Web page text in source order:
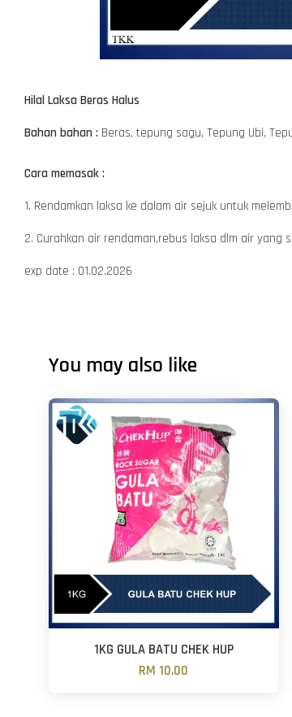
Hilal Laksa Beras Halus
Bahan bahan : Beras, tepung sagu, Tepung Ubi,
Cara memasak :
1. Rendamkan laksa ke dalam air sejuk untuk
2. Curahkan air rendaman,rebus laksa dlm air
exp date : 01.02.2026
You may also like
1KG GULA BATU CHEK HUP
RM 10.00